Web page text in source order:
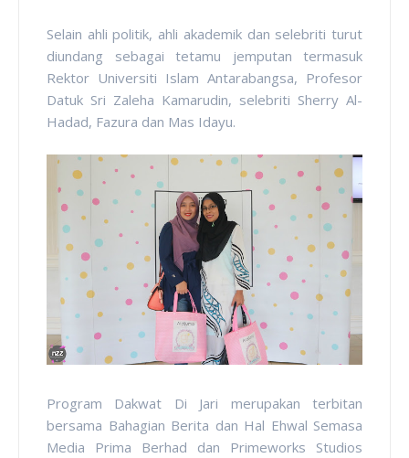
Selain ahli politik, ahli akademik dan selebriti turut
diundang sebagai tetamu jemputan termasuk
Rektor Universiti Islam Antarabangsa, Profesor
Datuk Sri Zaleha Kamarudin, selebriti Sherry Al-
Hadad, Fazura dan Mas Idayu.
Program Dakwat Di Jari merupakan terbitan
bersama Bahagian Berita dan Hal Ehwal Semasa
Media Prima Berhad dan Primeworks Studios